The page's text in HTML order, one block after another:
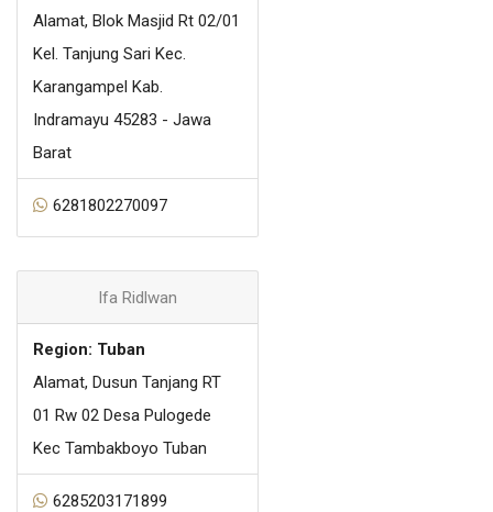
Alamat, Blok Masjid Rt 02/01
Kel. Tanjung Sari Kec.
Karangampel Kab.
Indramayu 45283 - Jawa
Barat
6281802270097
Ifa Ridlwan
Region: Tuban
Alamat, Dusun Tanjang RT
01 Rw 02 Desa Pulogede
Kec Tambakboyo Tuban
6285203171899